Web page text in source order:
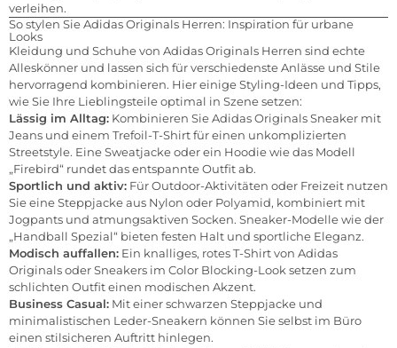
verleihen.
So stylen Sie Adidas Originals Herren: Inspiration für urbane
Looks
Kleidung und Schuhe von Adidas Originals Herren sind echte
Alleskönner und lassen sich für verschiedenste Anlässe und Stile
hervorragend kombinieren. Hier einige Styling-Ideen und Tipps,
wie Sie Ihre Lieblingsteile optimal in Szene setzen:
Lässig im Alltag: Kombinieren Sie Adidas Originals Sneaker mit
Jeans und einem Trefoil-T-Shirt für einen unkomplizierten
Streetstyle. Eine Sweatjacke oder ein Hoodie wie das Modell
„Firebird“ rundet das entspannte Outfit ab.
Sportlich und aktiv: Für Outdoor-Aktivitäten oder Freizeit nutzen
Sie eine Steppjacke aus Nylon oder Polyamid, kombiniert mit
Jogpants und atmungsaktiven Socken. Sneaker-Modelle wie der
„Handball Spezial“ bieten festen Halt und sportliche Eleganz.
Modisch auffallen: Ein knalliges, rotes T-Shirt von Adidas
Originals oder Sneakers im Color Blocking-Look setzen zum
schlichten Outfit einen modischen Akzent.
Business Casual: Mit einer schwarzen Steppjacke und
minimalistischen Leder-Sneakern können Sie selbst im Büro
einen stilsicheren Auftritt hinlegen.